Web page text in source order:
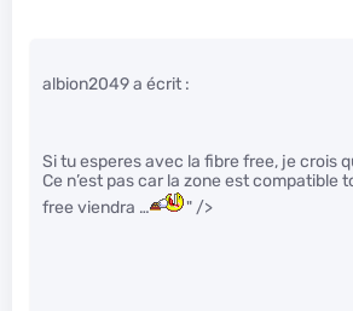
albion2049 a écrit :
Si tu esperes avec la fibre free, je crois
Ce n’est pas car la zone est compatible
free viendra …
" />